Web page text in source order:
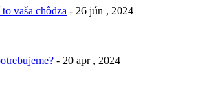
vaša chôdza - 26 jún , 2024
- 20 apr , 2024